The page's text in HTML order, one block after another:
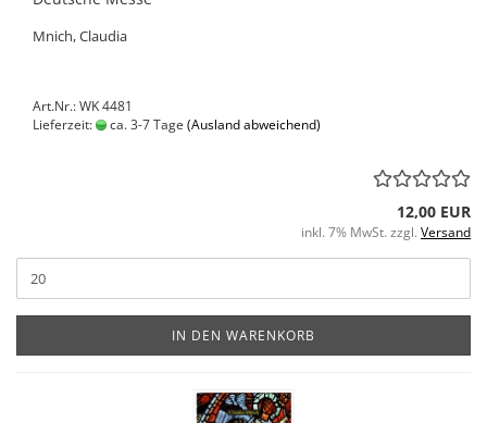
Mnich, Claudia
Art.Nr.: WK 4481
Lieferzeit:
ca. 3-7 Tage (Ausland abweichend)
12,00 EUR
inkl. 7% MwSt. zzgl. Versand
IN DEN WARENKORB